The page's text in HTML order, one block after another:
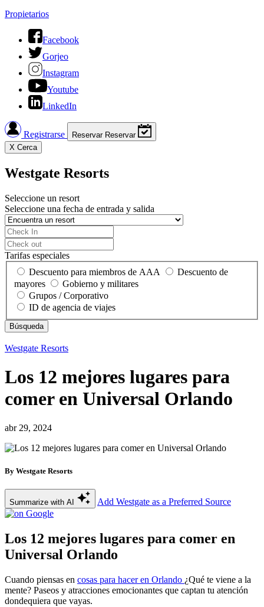
Propietarios
Facebook
Gorjeo
Instagram
Youtube
LinkedIn
Registrarse Reservar Reservar
X Cerca
Westgate Resorts
Seleccione un resort
Seleccione una fecha de entrada y salida
Tarifas especiales
Descuento para miembros de AAA
Descuento de
mayores
Gobierno y militares
Grupos / Corporativo
ID de agencia de viajes
Westgate Resorts
Los 12 mejores lugares para
comer en Universal Orlando
abr 29, 2024
By Westgate Resorts
Summarize with AI Add Westgate as a Preferred Source
Los 12 mejores lugares para comer en
Universal Orlando
Cuando piensas en cosas para hacer en Orlando ¿Qué te viene a la
mente? Paseos y atracciones emocionantes que captan tu atención
dondequiera que vayas.